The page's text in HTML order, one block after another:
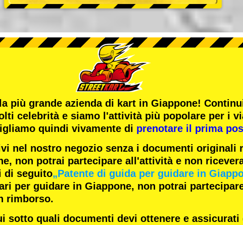
più grande azienda di kart in Giappone!
celebritàe siamo l'attività più popolare per i
quindi vivamente di prenotare il prima
nel nostro negozio senza i documenti originali
non potrai partecipare all'attività e non
di seguito„Patente di guida per guidare in
per guidare in Giappone, non potrai
rimborso.
sotto quali documenti devi ottenere e assicurati